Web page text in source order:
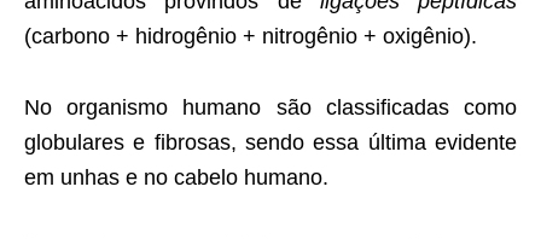
(carbono + hidrogênio + nitrogênio + oxigênio).
No organismo humano são classificadas como
globulares e fibrosas, sendo essa última evidente
em unhas e no cabelo humano.